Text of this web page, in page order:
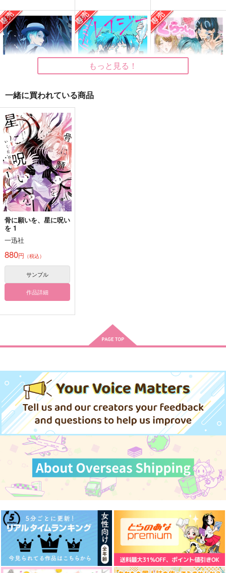
東巻概念マスキングテ
ープ
コビトノユメ
770円（税込）
東堂尽八
サンプル
作品詳細
サンプル
作品詳細
星の涙に願いを込めて
@ガレット
サンプル
作品詳細
山田利吉×土井半助
サンプル
作品詳細
なぎなた 特別号
★願い星★
1,100円（税込）
星に願いを
がちょうさんマジッ
ク！
ライトブルーの証明
海外套
専売 2,044円（税込）
その他
フロイド×ジェイド
サンプル
世界の中心は決まって
のらりくらり
専売 770円（税込）
その他
フロイド×ジェイド
サンプル
カート
記憶
660
その他
サンプル
キラキラふたつ
1,430円 （税込）
その他
フロイド×ジェイド
サンプル
もっと見る！
一緒に買われている商品
骨に願いを、星に呪い
を 1
一迅社
880円 （税込）
サンプル
作品詳細